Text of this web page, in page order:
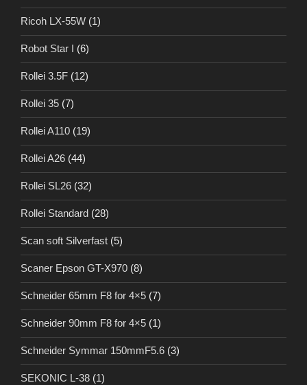
Ricoh LX-55W (1)
Robot Star I (6)
Rollei 3.5F (12)
Rollei 35 (7)
Rollei A110 (19)
Rollei A26 (44)
Rollei SL26 (32)
Rollei Standard (28)
Scan soft Silverfast (5)
Scaner Epson GT-X970 (8)
Schneider 65mm F8 for 4×5 (7)
Schneider 90mm F8 for 4×5 (1)
Schneider Symmar 150mmF5.6 (3)
SEKONIC L-38 (1)